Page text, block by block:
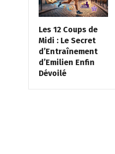
Les 12 Coups de
Midi : Le Secret
d’Entraînement
d’Emilien Enfin
Dévoilé